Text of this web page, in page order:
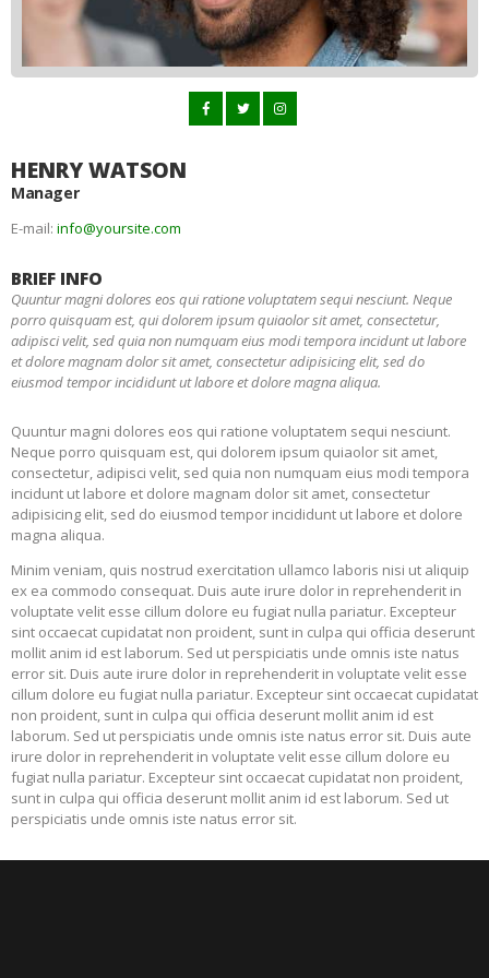
HENRY WATSON
Manager
E-mail: info@yoursite.com
BRIEF INFO
Quuntur magni dolores eos qui ratione voluptatem sequi nesciunt. Neque
porro quisquam est, qui dolorem ipsum quiaolor sit amet, consectetur,
adipisci velit, sed quia non numquam eius modi tempora incidunt ut labore
et dolore magnam dolor sit amet, consectetur adipisicing elit, sed do
eiusmod tempor incididunt ut labore et dolore magna aliqua.
Quuntur magni dolores eos qui ratione voluptatem sequi nesciunt.
Neque porro quisquam est, qui dolorem ipsum quiaolor sit amet,
consectetur, adipisci velit, sed quia non numquam eius modi tempora
incidunt ut labore et dolore magnam dolor sit amet, consectetur
adipisicing elit, sed do eiusmod tempor incididunt ut labore et dolore
magna aliqua.
Minim veniam, quis nostrud exercitation ullamco laboris nisi ut aliquip
ex ea commodo consequat. Duis aute irure dolor in reprehenderit in
voluptate velit esse cillum dolore eu fugiat nulla pariatur. Excepteur
sint occaecat cupidatat non proident, sunt in culpa qui officia deserunt
mollit anim id est laborum. Sed ut perspiciatis unde omnis iste natus
error sit. Duis aute irure dolor in reprehenderit in voluptate velit esse
cillum dolore eu fugiat nulla pariatur. Excepteur sint occaecat cupidatat
non proident, sunt in culpa qui officia deserunt mollit anim id est
laborum. Sed ut perspiciatis unde omnis iste natus error sit. Duis aute
irure dolor in reprehenderit in voluptate velit esse cillum dolore eu
fugiat nulla pariatur. Excepteur sint occaecat cupidatat non proident,
sunt in culpa qui officia deserunt mollit anim id est laborum. Sed ut
perspiciatis unde omnis iste natus error sit.